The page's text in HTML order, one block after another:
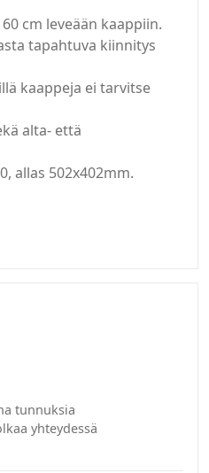
60 cm leveään kaappiin.
tapahtuva kiinnitys
kaappeja ei tarvitse
alta- että
allas 502x402mm.
tunnuksia
yhteydessä